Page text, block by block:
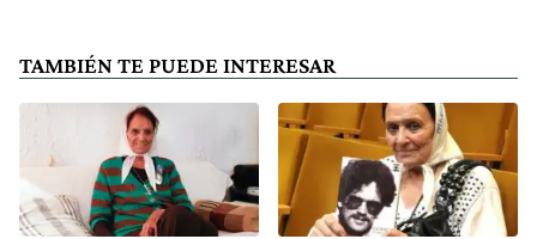
TAMBIÉN TE PUEDE INTERESAR